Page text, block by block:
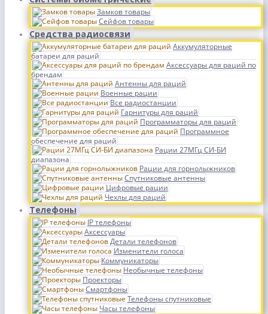
Замков товары
Сейфов товары
Средства радиосвязи
Аккумуляторные
батареи для раций
Аксессуары для раций по
брендам
Антенны для раций
Военные рации
Все радиостанции
Гарнитуры для раций
Программаторы для раций
Программное
обеспечение для раций
Рации 27МГц СИ-БИ
диапазона
Рации для горнолыжников
Спутниковые антенны
Цифровые рации
Чехлы для раций
Телефоны
IP телефоны
Аксессуары
Детали телефонов
Изменители голоса
Коммуникаторы
Необычные телефоны
Проекторы
Смартфоны
Телефоны спутниковые
Часы телефоны